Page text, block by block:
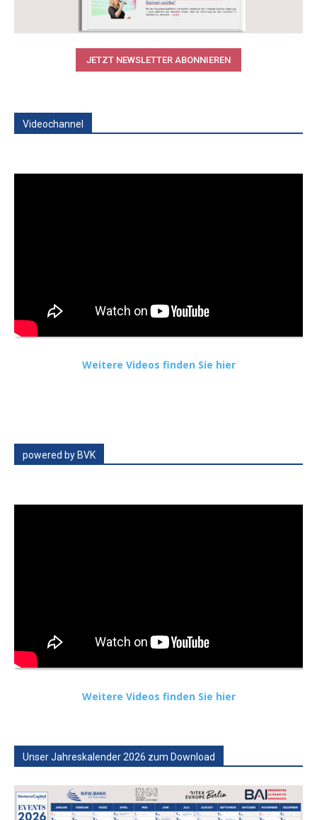
JETZT NEWSLETTER ABONNIEREN
Videochannel
Weitere Videos finden Sie hier
powered by BVK
Weitere Videos finden Sie hier
Unser Jahreskalender 2026 zum Download